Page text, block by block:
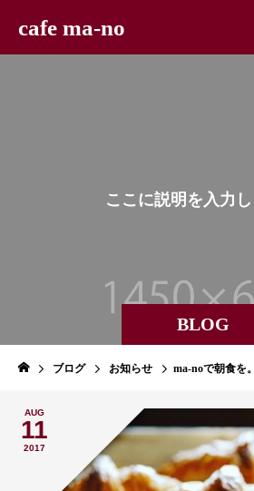
cafe ma-no
BLOG
こ こ に説明 を 入 力 し
ブログ お知らせ ma-noで朝食を。
AUG
11
2017